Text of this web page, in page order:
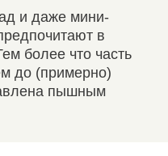
и даже мини-
в
более что часть
до (примерно)
пышным